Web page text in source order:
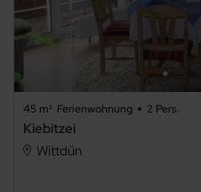
45 m² Ferienwohnung 2 Pers.
Kiebitzei
Wittdün